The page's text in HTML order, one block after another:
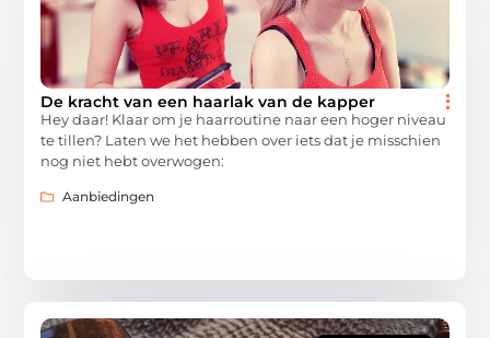
De kracht van een haarlak van de kapper
Hey daar! Klaar om je haarroutine naar een hoger niveau
te tillen? Laten we het hebben over iets dat je misschien
nog niet hebt overwogen:
Aanbiedingen